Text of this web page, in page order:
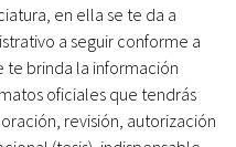
en ella se te da a
a seguir conforme a
te brinda la información
oficiales que tendrás
revisión, autorización